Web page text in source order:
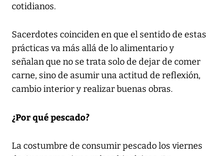
cotidianos.
Sacerdotes coinciden en que el sentido de estas
prácticas va más allá de lo alimentario y
señalan que no se trata solo de dejar de comer
carne, sino de asumir una actitud de reflexión,
cambio interior y realizar buenas obras.
¿Por qué pescado?
La costumbre de consumir pescado los viernes